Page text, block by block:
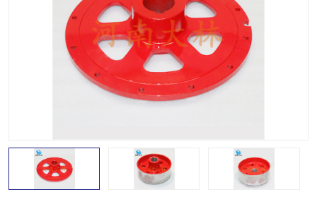
泥浆泵空气包胶囊 气动元件
DY隔膜式离合器 CB离合器
实芯轮胎